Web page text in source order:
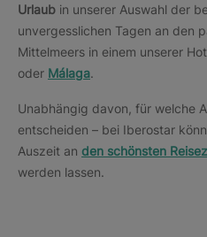
Urlaub in unserer Auswahl der
unvergesslichen Tagen an den
Mittelmeers in einem unserer
oder Málaga.
Unabhängig davon, für welche
entscheiden – bei Iberostar
Auszeit an den schönsten
werden lassen.